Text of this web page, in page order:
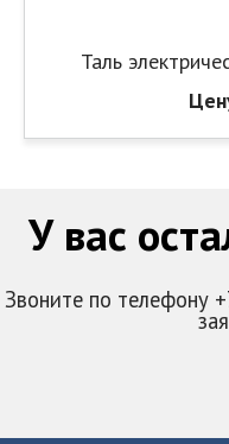
Таль
У вас
Звоните по телефону